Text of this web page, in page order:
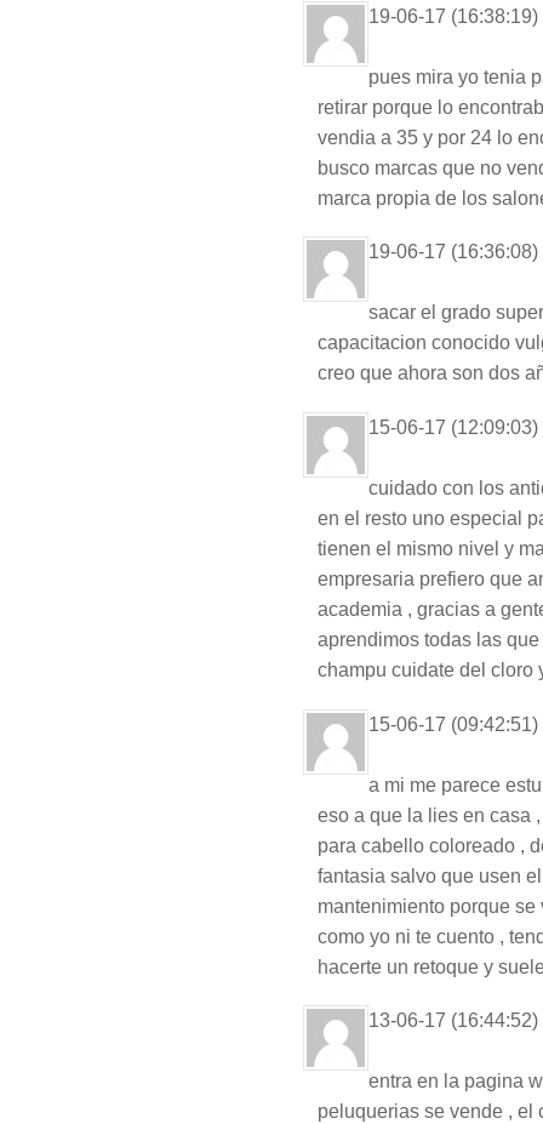
19-06-17 (16:38:19)
pues mira yo tenia
retirar porque lo
vendia a 35 y por 24 lo
busco marcas que no
marca propia de los
19-06-17 (16:36:08)
sacar el grado
capacitacion conocido
creo que ahora son dos
15-06-17 (12:09:03)
cuidado con los
en el resto uno especial
tienen el mismo nivel y
empresaria prefiero que
academia , gracias a
aprendimos todas las
champu cuidate del cloro
15-06-17 (09:42:51)
a mi me parece
eso a que la lies en casa
para cabello coloreado ,
fantasia salvo que usen
mantenimiento porque
como yo ni te cuento ,
hacerte un retoque y
13-06-17 (16:44:52)
entra en la pagina
peluquerias se vende , el